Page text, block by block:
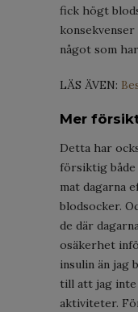
fick högt
något som
LÄS ÄVEN:
Mer
Detta har
försiktig
mat dagarna
blodsocker.
de där
osäkerhet
insulin än jag
till att jag
aktiviteter.